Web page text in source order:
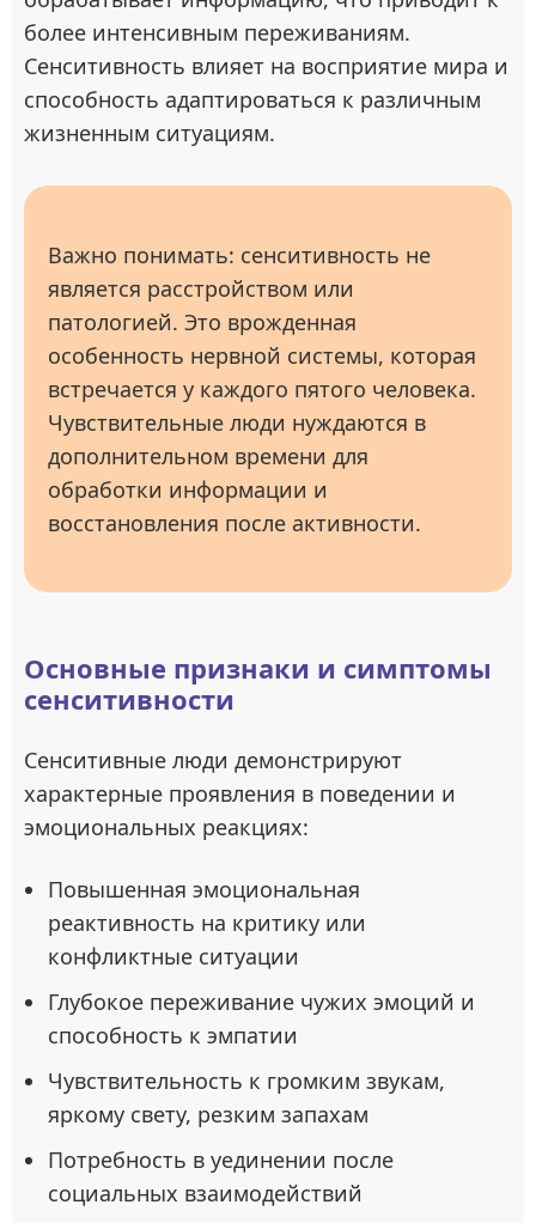
более интенсивным переживаниям.
Сенситивность влияет на восприятие мира и
способность адаптироваться к различным
жизненным ситуациям.
Важно понимать: сенситивность не
является расстройством или
патологией. Это врожденная
особенность нервной системы, которая
встречается у каждого пятого человека.
Чувствительные люди нуждаются в
дополнительном времени для
обработки информации и
восстановления после активности.
Основные признаки и симптомы
сенситивности
Сенситивные люди демонстрируют
характерные проявления в поведении и
эмоциональных реакциях:
Повышенная эмоциональная
реактивность на критику или
конфликтные ситуации
Глубокое переживание чужих эмоций и
способность к эмпатии
Чувствительность к громким звукам,
яркому свету, резким запахам
Потребность в уединении после
социальных взаимодействий